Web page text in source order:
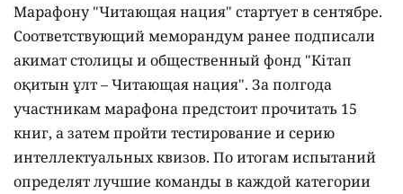
Марафону "Читающая нация" стартует в сентябре.
Соответствующий меморандум ранее подписали
акимат столицы и общественный фонд "Кітап
оқитын ұлт – Читающая нация". За полгода
участникам марафона предстоит прочитать 15
книг, а затем пройти тестирование и серию
интеллектуальных квизов. По итогам испытаний
определят лучшие команды в каждой категории